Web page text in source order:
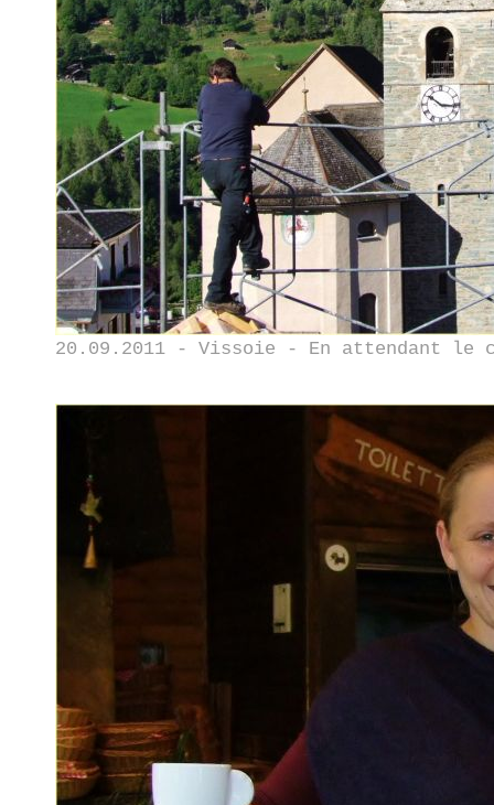
20.09.2011 - Vissoie - En attendant le